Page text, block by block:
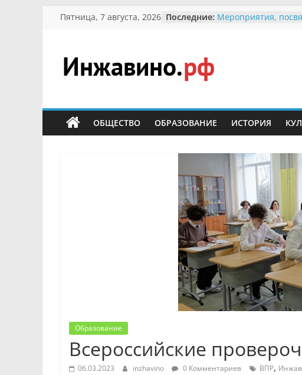
Перейти
Пятница, 7 августа, 2026 Последние: Мероприятия,
Безопасность в
Ученики приняли
мероприятии
В вольере
заповедника
суслики
Инжавино.рф
сельский
портал
ОБЩЕСТВО ОБРАЗОВАНИЕ ИСТОРИЯ
Образование
Всероссийские
06.03.2023 inzhavino 0 Комментариев ВПР,